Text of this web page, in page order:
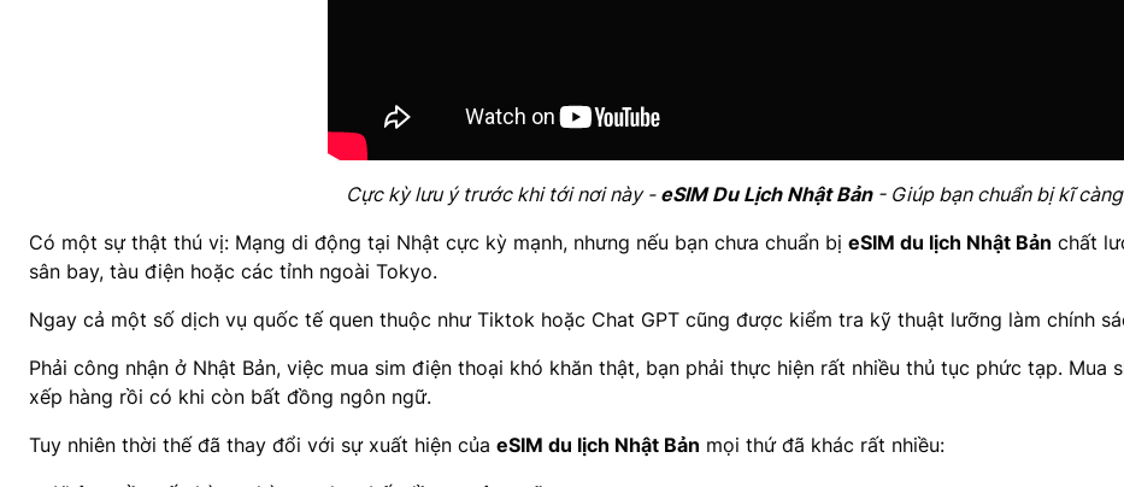
Cực kỳ lưu ý trước khi tới nơi này - eSIM Du Lịch Nhật Bản - Giúp bạn chuẩn bị kĩ
Có một sự thật thú vị: Mạng di động tại Nhật cực kỳ mạnh, nhưng nếu bạn chưa chuẩn bị eSIM du lịch Nhật Bản chất
sân bay, tàu điện hoặc các tỉnh ngoài Tokyo.
Ngay cả một số dịch vụ quốc tế quen thuộc như Tiktok hoặc Chat GPT cũng được kiểm tra kỹ thuật lưỡng làm chính
Phải công nhận ở Nhật Bản, việc mua sim điện thoại khó khăn thật, bạn phải thực hiện rất nhiều thủ tục phức tạp.
xếp hàng rồi có khi còn bất đồng ngôn ngữ.
Tuy nhiên thời thế đã thay đổi với sự xuất hiện của eSIM du lịch Nhật Bản mọi thứ đã khác rất nhiều: